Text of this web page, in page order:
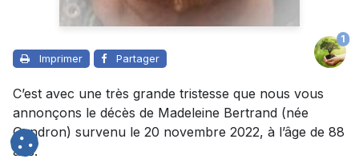
Imprimer Partager
1
C’est avec une très grande tristesse que nous vous
annonçons le décès de Madeleine Bertrand (née
Gendron) survenu le 20 novembre 2022, à l’âge de 88
ans.